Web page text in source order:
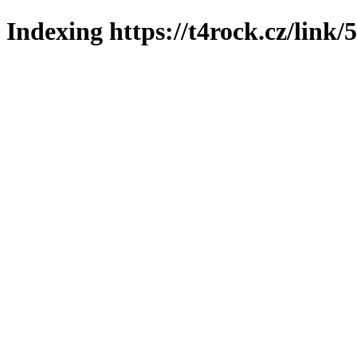
Indexing https://t4rock.cz/link/